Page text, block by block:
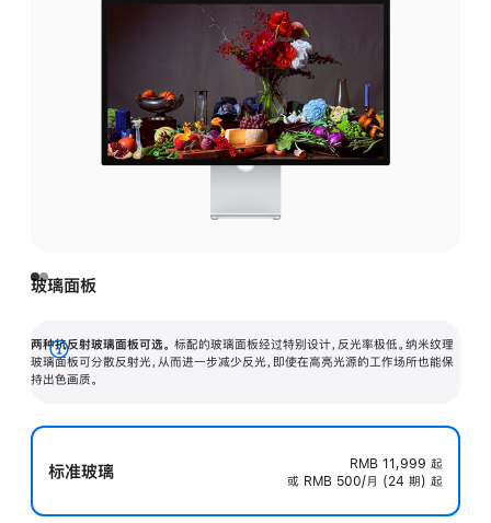
玻璃面板
两种抗反射玻璃面板可选。 标配的玻璃面板经过特别设计，反光率极低。纳米纹理
玻璃面板可分散反射光，从而进一步减少反光，即使在高亮光源的工作场所也能保
持出色画质。
展
开
标准玻璃 RMB 11,999 起
或 RMB 500/月 (24 期) 起